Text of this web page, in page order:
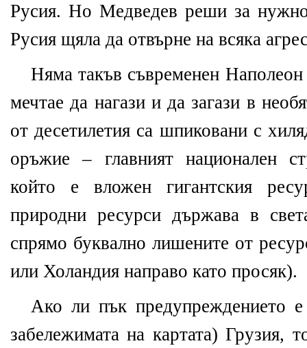
Русия. Но Медведев реши за
Русия щяла да отвърне на всяка
Няма такъв съвременен
мечтае да нагази и да загази в
от десетилетия са шпиковани с
оръжие – главният национален
който е вложен гигантския
природни ресурси държава в
спрямо буквално лишените от
или Холандия направо като просяк).
Ако ли пък предупреждението
забележимата на картата) Грузия,